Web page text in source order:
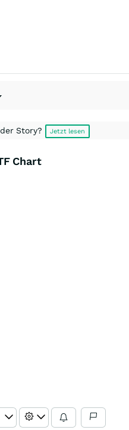
Story? Jetzt lesen
Chart